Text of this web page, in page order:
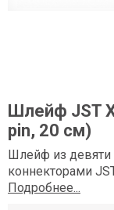
Шлейф JST
pin, 20 см)
Шлейф из девяти
коннекторами
Подробнее...